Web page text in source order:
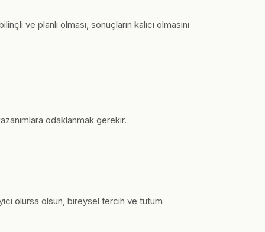
ve planlı olması, sonuçların kalıcı olmasını
odaklanmak gerekir.
olursa olsun, bireysel tercih ve tutum